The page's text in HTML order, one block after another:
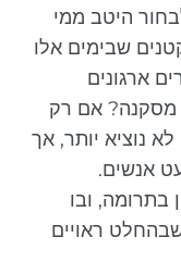
היטב ממי
שבימים אלו
ארגונים
אם רק
נוציא יותר, אך
אנשים.
ובו
ראויים